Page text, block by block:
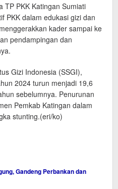
TP PKK Katingan Sumiati
PKK dalam edukasi gizi dan
kader sampai ke
pendampingan dan
Gizi Indonesia (SSGI),
2024 turun menjadi 19,6
sebelumnya. Penurunan
Pemkab Katingan dalam
stunting.(eri/ko)
Gandeng Perbankan dan